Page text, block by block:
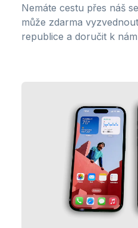
Nemáte cestu přes náš
může zdarma
republice a doručit k